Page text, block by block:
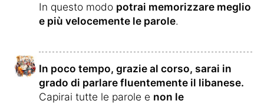
In questo modo potrai memorizzare meglio
e più velocemente le parole.
In poco tempo, grazie al corso, sarai in
grado di parlare fluentemente il libanese.
Capirai tutte le parole e non le